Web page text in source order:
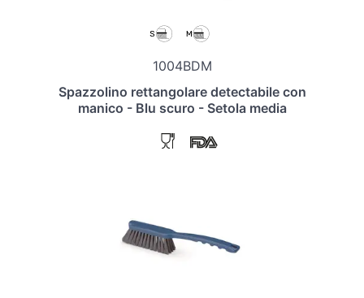
1004BDM
Spazzolino rettangolare detectabile con
manico - Blu scuro - Setola media